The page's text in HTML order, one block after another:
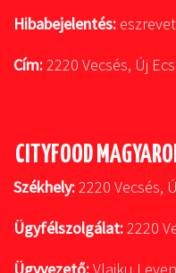
Hibabejelentés:
Cím:2220 Vecsés, Új
CITYFOOD
Székhely:2220 Vecsés,
Ügyfélszolgálat:2220